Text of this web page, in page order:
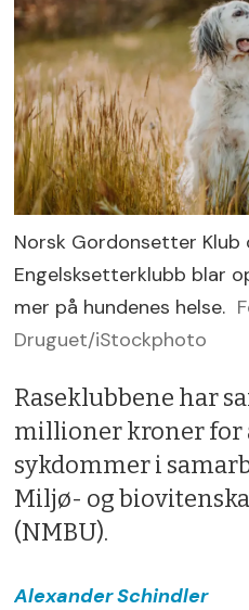
Norsk Gordonsetter Klub
Engelsksetterklubb blar
mer på hundenes helse.
Druguet/iStockphoto
Raseklubbene har
millioner kroner for
sykdommer i
Miljø- og
(NMBU).
AlexanderSchindler